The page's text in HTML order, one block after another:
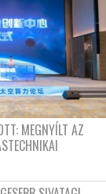
MEGNYÍLT AZ